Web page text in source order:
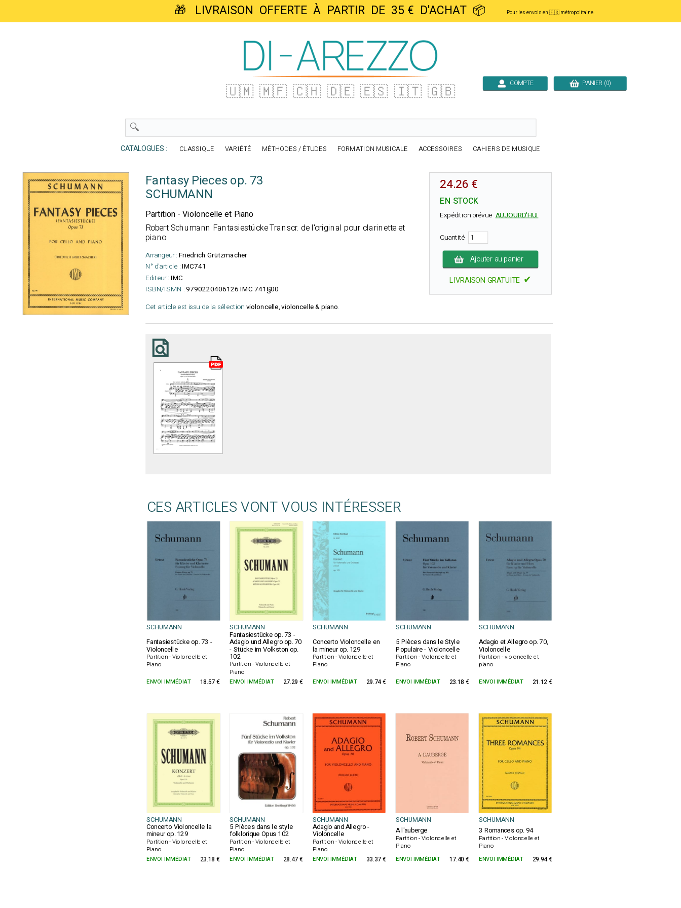
🎁 LIVRAISON OFFERTE À PARTIR DE 35 € D'ACHAT 📦 Pour les envois en 🇫🇷 métropolitaine
🇺🇲 🇲🇫 🇨🇭 🇩🇪 🇪🇸 🇮🇹 🇬🇧 COMPTE PANIER (0)
CATALOGUES : CLASSIQUE VARIÉTÉ MÉTHODES / ÉTUDES FORMATION MUSICALE ACCESSOIRES CAHIERS DE MUSIQUE
Fantasy Pieces op. 73
SCHUMANN
Partition - Violoncelle et Piano
Robert Schumann Fantasiestücke Transcr. de l'original pour clarinette et
piano
Arrangeur : Friedrich Grützmacher
N° d'article :IMC741
Editeur : IMC
ISBN/ISMN :9790220406126 IMC 741§00
Cet article est issu de la sélection violoncelle, violoncelle & piano.
24.26 €
EN STOCK
Expédition prévueAUJOURD'HUI
Quantité
Ajouter au panier
LIVRAISON GRATUITE ✔
CES ARTICLES VONT VOUS INTÉRESSER
SCHUMANN SCHUMANN SCHUMANN SCHUMANN SCHUMANN
Fantasiestücke op. 73 -
Violoncelle
Partition - Violoncelle et
Piano
Fantasiestücke op. 73 -
Adagio und Allegro op. 70
- Stücke im Volkston op.
102
Partition - Violoncelle et
Piano
Concerto Violoncelle en
la mineur op. 129
Partition - Violoncelle et
Piano
5 Pièces dans le Style
Populaire - Violoncelle
Partition - Violoncelle et
Piano
Adagio et Allegro op. 70,
Violoncelle
Partition - violoncelle et
piano
ENVOI IMMÉDIAT 18.57 € ENVOI IMMÉDIAT 27.29 € ENVOI IMMÉDIAT 29.74 € ENVOI IMMÉDIAT 23.18 € ENVOI IMMÉDIAT 21.12 €
SCHUMANN SCHUMANN SCHUMANN SCHUMANN SCHUMANN
Concerto Violoncelle la
mineur op. 129
Partition - Violoncelle et
Piano
5 Pièces dans le style
folklorique Opus 102
Partition - Violoncelle et
Piano
Adagio and Allegro -
Violoncelle
Partition - Violoncelle et
Piano
A l'auberge
Partition - Violoncelle et
Piano
3 Romances op. 94
Partition - Violoncelle et
Piano
ENVOI IMMÉDIAT 23.18 € ENVOI IMMÉDIAT 28.47 € ENVOI IMMÉDIAT 33.37 € ENVOI IMMÉDIAT 17.40 € ENVOI IMMÉDIAT 29.94 €